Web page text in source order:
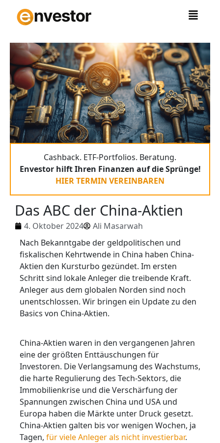
Inhalt
springen
Cashback. ETF-Portfolios. Beratung.
Envestor hilft Ihren Finanzen auf die Sprünge!
HIER TERMIN VEREINBAREN
Das ABC der China-Aktien
4. Oktober 2024
Ali Masarwah
Nach Bekanntgabe der geldpolitischen und
fiskalischen Kehrtwende in China haben China-
Aktien den Kursturbo gezündet. Im ersten
Schritt sind lokale Anleger die treibende Kraft.
Anleger aus dem globalen Norden sind noch
unentschlossen. Wir bringen ein Update zu den
Basics von China-Aktien.
China-Aktien waren in den vergangenen Jahren
eine der größten Enttäuschungen für
Investoren. Die Verlangsamung des Wachstums,
die harte Regulierung des Tech-Sektors, die
Immobilienkrise und die Verschärfung der
Spannungen zwischen China und USA und
Europa haben die Märkte unter Druck gesetzt.
China-Aktien galten bis vor wenigen Wochen, ja
Tagen, für viele Anleger als nicht investierbar.